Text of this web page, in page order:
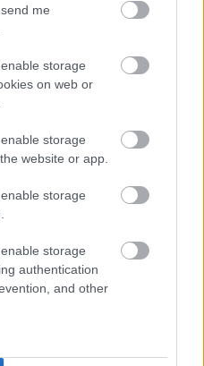
me
storage
on web or
storage
website or app.
storage
storage
authentication
and other